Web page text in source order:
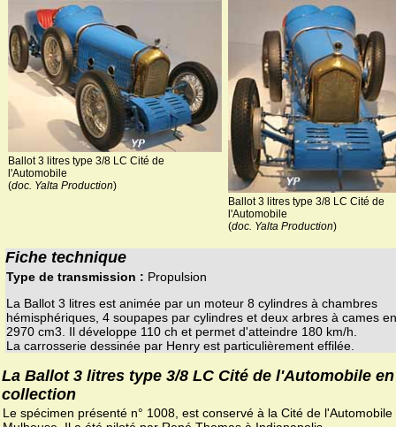
Ballot 3 litres type 3/8 LC Cité de
l'Automobile
(doc. Yalta Production)
Ballot 3 litres type 3/8 LC Cité de
l'Automobile
(doc. Yalta Production)
Fiche technique
Type de transmission : Propulsion
La Ballot 3 litres est animée par un moteur 8 cylindres à chambres
hémisphériques, 4 soupapes par cylindres et deux arbres à cames
2970 cm3. Il développe 110 ch et permet d'atteindre 180 km/h.
La carrosserie dessinée par Henry est particulièrement effilée.
La Ballot 3 litres type 3/8 LC Cité de l'Automobile en
collection
Le spécimen présenté n° 1008, est conservé à la Cité de l'Automobile